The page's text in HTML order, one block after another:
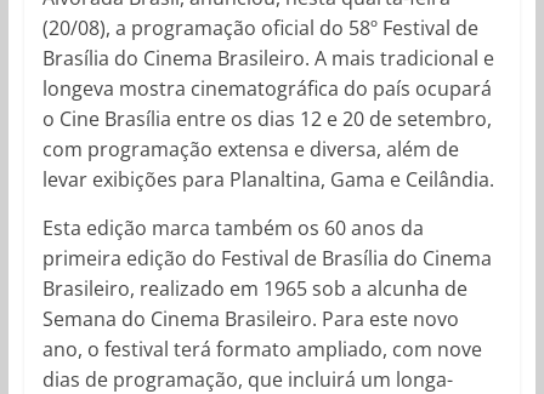
(20/08), a programação oficial do 58º Festival de
Brasília do Cinema Brasileiro. A mais tradicional e
longeva mostra cinematográfica do país ocupará
o Cine Brasília entre os dias 12 e 20 de setembro,
com programação extensa e diversa, além de
levar exibições para Planaltina, Gama e Ceilândia.
Esta edição marca também os 60 anos da
primeira edição do Festival de Brasília do Cinema
Brasileiro, realizado em 1965 sob a alcunha de
Semana do Cinema Brasileiro. Para este novo
ano, o festival terá formato ampliado, com nove
dias de programação, que incluirá um longa-